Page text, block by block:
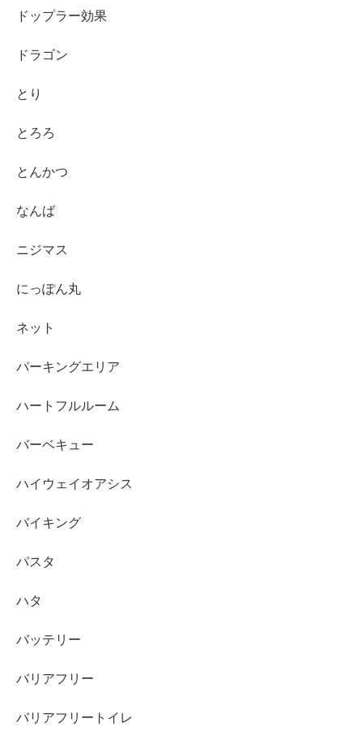
ドップラー効果
ドラゴン
とり
とろろ
とんかつ
なんば
ニジマス
にっぽん丸
ネット
パーキングエリア
ハートフルルーム
バーベキュー
ハイウェイオアシス
バイキング
パスタ
ハタ
バッテリー
バリアフリー
バリアフリートイレ